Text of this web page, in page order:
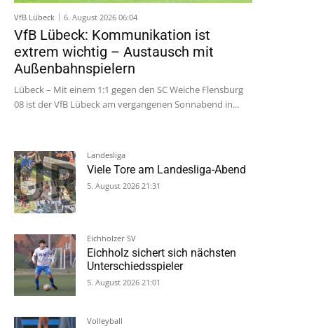
VfB Lübeck 6. August 2026 06:04
VfB Lübeck: Kommunikation ist
extrem wichtig – Austausch mit
Außenbahnspielern
Lübeck – Mit einem 1:1 gegen den SC Weiche Flensburg
08 ist der VfB Lübeck am vergangenen Sonnabend in...
Landesliga
Viele Tore am Landesliga-Abend
5. August 2026 21:31
Eichholzer SV
Eichholz sichert sich nächsten
Unterschiedsspieler
5. August 2026 21:01
Volleyball